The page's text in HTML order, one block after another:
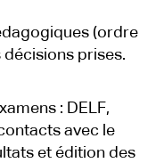
(ordre
prises.
: DELF,
avec le
et édition des